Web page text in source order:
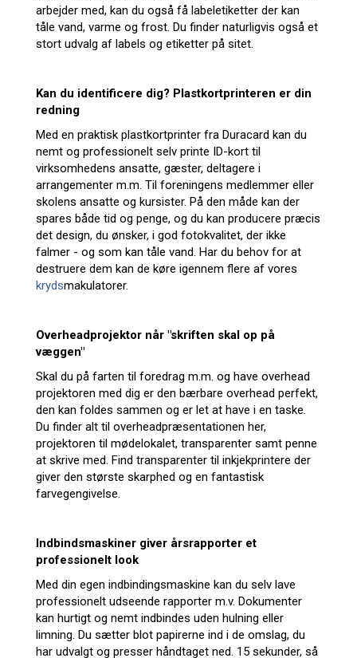
arbejder med, kan du også få labeletiketter der kan
tåle vand, varme og frost. Du finder naturligvis også et
stort udvalg af labels og etiketter på sitet.
Kan du identificere dig? Plastkortprinteren er din
redning
Med en praktisk plastkortprinter fra Duracard kan du
nemt og professionelt selv printe ID-kort til
virksomhedens ansatte, gæster, deltagere i
arrangementer m.m. Til foreningens medlemmer eller
skolens ansatte og kursister. På den måde kan der
spares både tid og penge, og du kan producere præcis
det design, du ønsker, i god fotokvalitet, der ikke
falmer - og som kan tåle vand. Har du behov for at
destruere dem kan de køre igennem flere af vores
krydsmakulatorer.
Overheadprojektor når "skriften skal op på
væggen"
Skal du på farten til foredrag m.m. og have overhead
projektoren med dig er den bærbare overhead perfekt,
den kan foldes sammen og er let at have i en taske.
Du finder alt til overheadpræsentationen her,
projektoren til mødelokalet, transparenter samt penne
at skrive med. Find transparenter til inkjekprintere der
giver den største skarphed og en fantastisk
farvegengivelse.
Indbindsmaskiner giver årsrapporter et
professionelt look
Med din egen indbindingsmaskine kan du selv lave
professionelt udseende rapporter m.v. Dokumenter
kan hurtigt og nemt indbindes uden hulning eller
limning. Du sætter blot papirerne ind i de omslag, du
har udvalgt og presser håndtaget ned. 15 sekunder, så